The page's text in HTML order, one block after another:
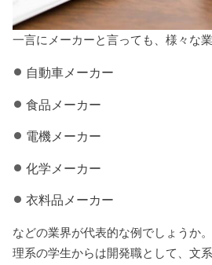
一言にメーカーと言っても、様々な
自動車メーカー
食品メーカー
電機メーカー
化学メーカー
衣料品メーカー
などの業界が代表的な例でしょうか。
理系の学生からは開発職として、文